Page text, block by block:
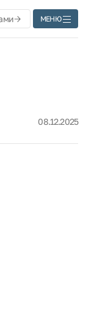
МЕНЮ
08.12.2025